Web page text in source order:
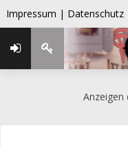
Impressum | Datenschutz
Anzeigen